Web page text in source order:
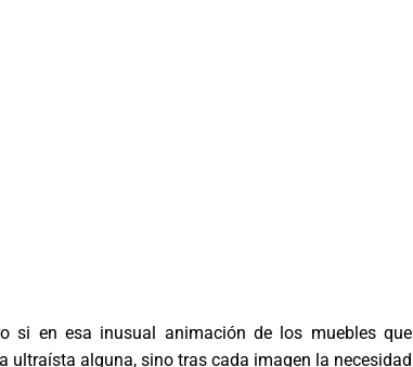
si en esa inusual animación de los muebles que
ultraísta alguna, sino tras cada imagen la necesidad